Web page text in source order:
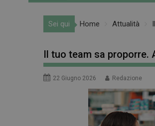
Sei qui Home Attualità
Il tuo team sa proporre.
22 Giugno 2026 Redazione